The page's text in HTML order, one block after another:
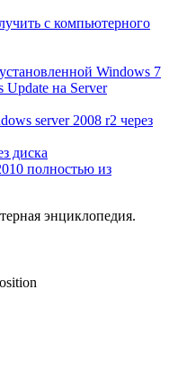
с компьютерного
Windows 7
на Server
server 2008 r2 через
диска
полностью из
энциклопедия.